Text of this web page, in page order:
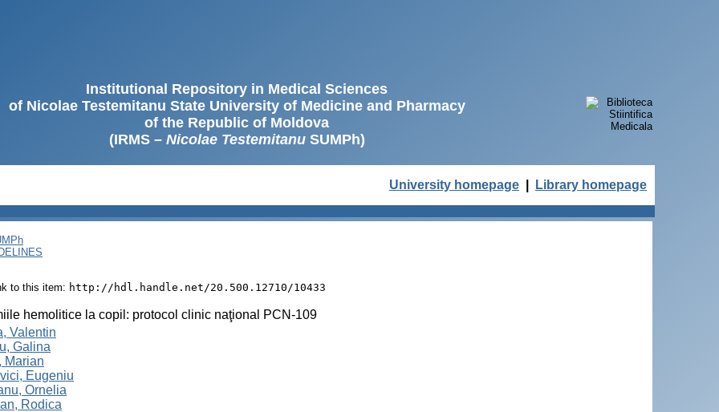
Institutional Repository in Medical Sciences
of Nicolae Testemitanu State University of Medicine and Pharmacy
of the Republic of Moldova
(IRMS – Nicolae TestemitanuSUMPh)
University homepage Library homepage
to this item: http://hdl.handle.net/20.500.12710/10433
hemolitice la copil: protocol clinic naţional PCN-109
Valentin
Galina
Marian
Eugeniu
Ornelia
Rodica